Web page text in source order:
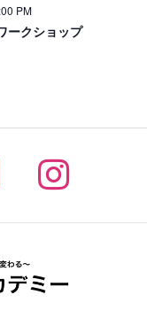
PM
ークショップ